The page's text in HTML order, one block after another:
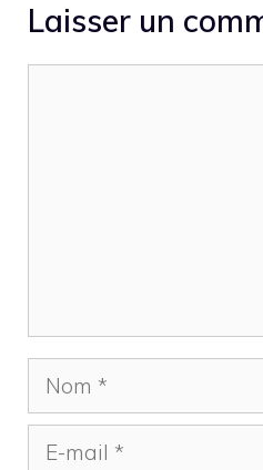
Laisser un
Nom